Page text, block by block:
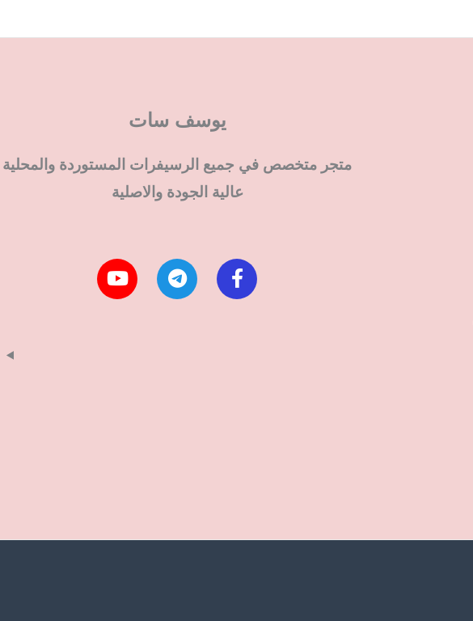
يوسف سات
متجر متخصص في جميع الرسيفرات المستوردة والمحلية
عالية الجودة والاصلية